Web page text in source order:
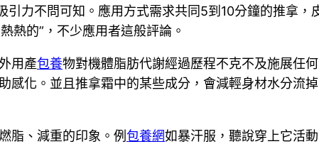
引力不問可知。應用方式需求共同5到10分鐘的推拿，
熱的”，不少應用者這般評論。
用產包養物對機體脂肪代謝經過歷程不克不及施展任
感化。並且推拿霜中的某些成分，會減輕身材水分流
、減重的印象。例包養網如暴汗服，聽說穿上它活